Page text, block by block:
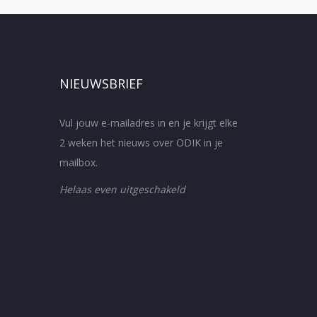
NIEUWSBRIEF
Vul jouw e-mailadres in en je krijgt elke
2 weken het nieuws over ODIK in je
mailbox.
Helaas even uitgeschakeld